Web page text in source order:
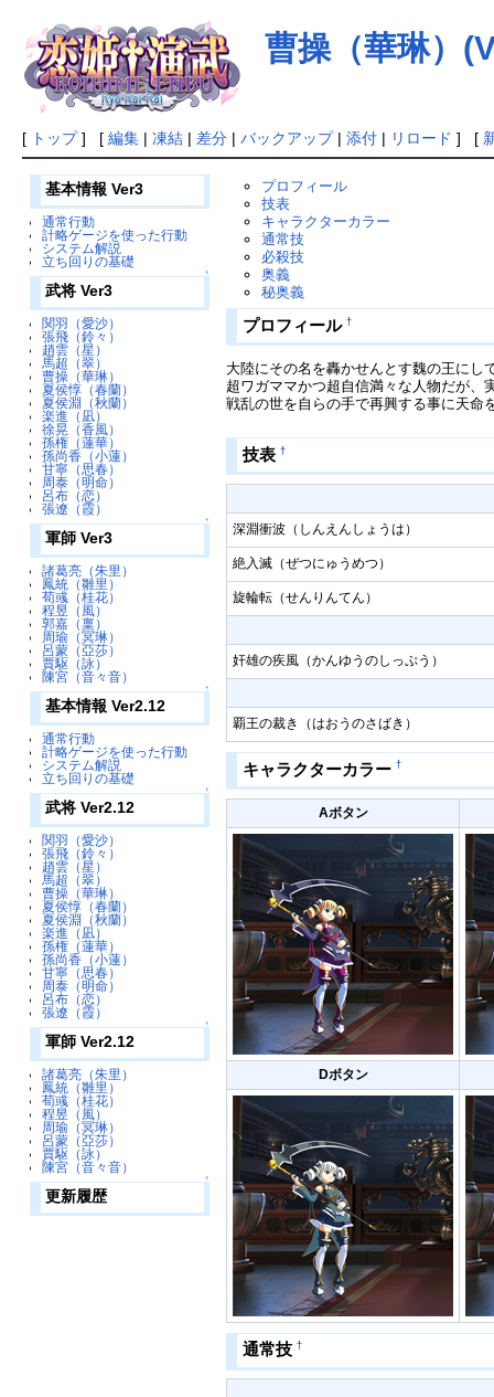
曹操（華琳）
[ トップ] [ 編集| 凍結| 差分| バックアップ| 添付| リロード ] [
基本情報 Ver3
通常行動
計略ゲージを使った行動
システム解説
立ち回りの基礎
↑
武将 Ver3
関羽（愛沙）
張飛（鈴々）
趙雲（星）
馬超（翠）
曹操（華琳）
夏侯惇（春蘭）
夏侯淵（秋蘭）
楽進（凪）
徐晃（香風）
孫権（蓮華）
孫尚香（小蓮）
甘寧（思春）
周泰（明命）
呂布（恋）
張遼（霞）
↑
軍師 Ver3
諸葛亮（朱里）
鳳統（雛里）
荀彧（桂花）
程昱（風）
郭嘉（稟）
周瑜（冥琳）
呂蒙（亞莎）
賈駆（詠）
陳宮（音々音）
↑
基本情報 Ver2.12
通常行動
計略ゲージを使った行動
システム解説
立ち回りの基礎
↑
武将 Ver2.12
関羽（愛沙）
張飛（鈴々）
趙雲（星）
馬超（翠）
曹操（華琳）
夏侯惇（春蘭）
夏侯淵（秋蘭）
楽進（凪）
孫権（蓮華）
孫尚香（小蓮）
甘寧（思春）
周泰（明命）
呂布（恋）
張遼（霞）
↑
軍師 Ver2.12
諸葛亮（朱里）
鳳統（雛里）
荀彧（桂花）
程昱（風）
周瑜（冥琳）
呂蒙（亞莎）
賈駆（詠）
陳宮（音々音）
↑
更新履歴
プロフィール
技表
キャラクターカラー
通常技
必殺技
奥義
秘奥義
プロフィール †
大陸にその名を轟かせんとす魏の王にし
超ワガママかつ超自信満々な人物だが、
戦乱の世を自らの手で再興する事に天命
技表 †
深淵衝波（しんえんしょうは）
絶入滅（ぜつにゅうめつ）
旋輪転（せんりんてん）
奸雄の疾風（かんゆうのしっぷう）
覇王の裁き（はおうのさばき）
キャラクターカラー †
Aボタン
Dボタン
通常技 †